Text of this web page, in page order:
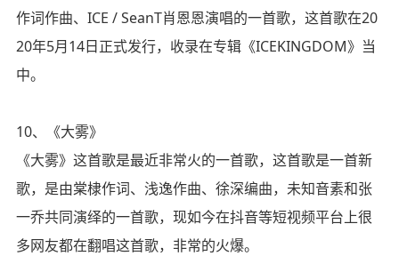
作词作曲、ICE / SeanT肖恩恩演唱的一首歌，这首歌在20
20年5月14日正式发行，收录在专辑《ICEKINGDOM》当
中。
10、《大雾》
《大雾》这首歌是最近非常火的一首歌，这首歌是一首新
歌，是由棠棣作词、浅逸作曲、徐深编曲，未知音素和张
一乔共同演绎的一首歌，现如今在抖音等短视频平台上很
多网友都在翻唱这首歌，非常的火爆。